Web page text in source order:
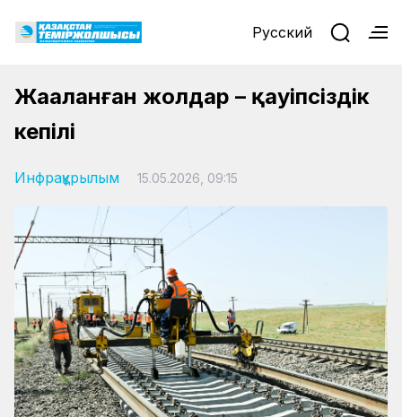
Русский
Жаңаланған жолдар – қауіпсіздік
кепілі
Инфрақұрылым 15.05.2026, 09:15